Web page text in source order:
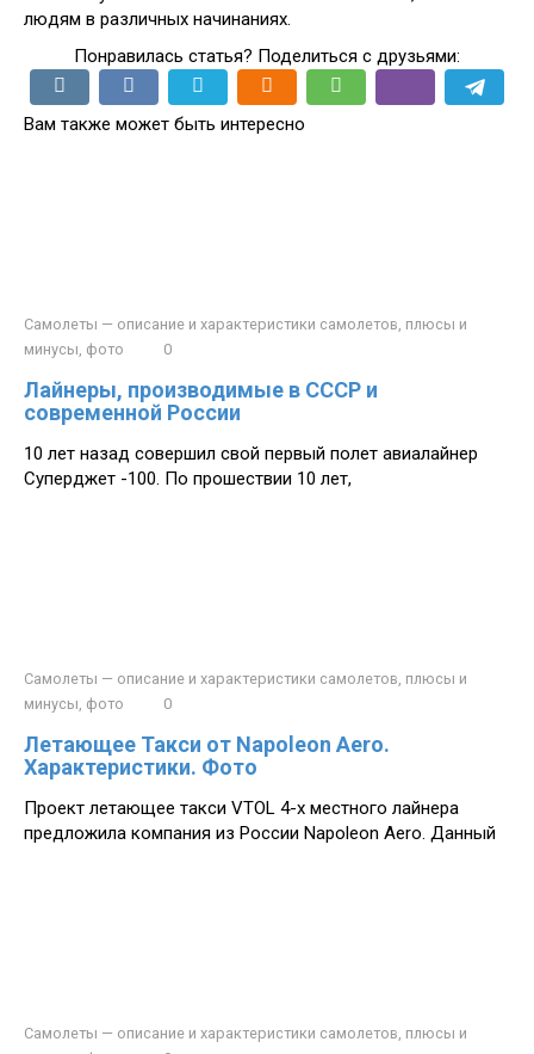
людям в различных начинаниях.
Понравилась статья? Поделиться с друзьями:
Вам также может быть интересно
Самолеты — описание и характеристики самолетов, плюсы и
минусы, фото
0
Лайнеры, производимые в СССР и
современной России
10 лет назад совершил свой первый полет авиалайнер
Суперджет -100. По прошествии 10 лет,
Самолеты — описание и характеристики самолетов, плюсы и
минусы, фото
0
Летающее Такси от Napoleon Aero.
Характеристики. Фото
Проект летающее такси VTOL 4-х местного лайнера
предложила компания из России Napoleon Aero. Данный
Самолеты — описание и характеристики самолетов, плюсы и